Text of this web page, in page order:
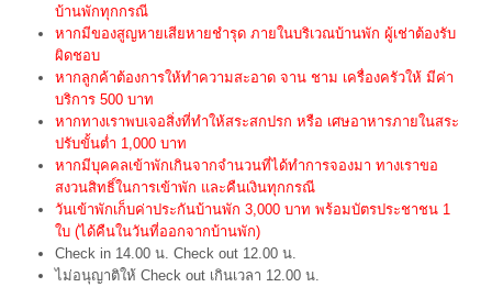
บ้านพักทุกกรณี
หากมีของสูญหายเสียหายชำรุด ภายในบริเวณบ้านพัก ผู้เช่าต้องรับ
ผิดชอบ
หากลูกค้าต้องการให้ทำความสะอาด จาน ชาม เครื่องครัวให้ มีค่า
บริการ 500 บาท
หากทางเราพบเจอสิ่งที่ทำให้สระสกปรก หรือ เศษอาหารภายในสระ
ปรับขั้นต่ำ 1,000 บาท
หากมีบุคคลเข้าพักเกินจากจำนวนที่ได้ทำการจองมา ทางเราขอ
สงวนสิทธิ์ในการเข้าพัก และคืนเงินทุกกรณี
วันเข้าพักเก็บค่าประกันบ้านพัก 3,000 บาท พร้อมบัตรประชาชน 1
ใบ (ได้คืนในวันที่ออกจากบ้านพัก)
Check in 14.00 น. Check out 12.00 น.
ไม่อนุญาติให้ Check out เกินเวลา 12.00 น.